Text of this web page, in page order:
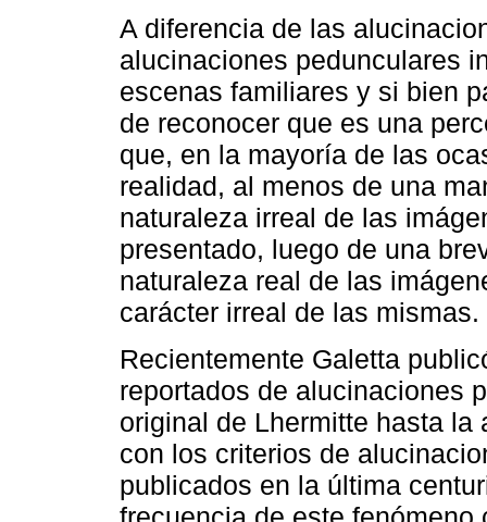
A diferencia de las
alucinaciones pedunculares
escenas familiares y si bien
de reconocer que es una
que, en la mayoría de las
realidad, al menos de una
naturaleza irreal de las
presentado, luego de una
naturaleza real de las
carácter irreal de las mismas.
Recientemente Galetta
reportados de alucinaciones
original de Lhermitte hasta
con los criterios de
publicados en la última